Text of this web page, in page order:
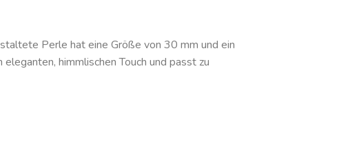
Perle hat eine Größe von 30 mm und ein
himmlischen Touch und passt zu